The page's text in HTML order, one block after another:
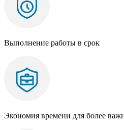
Выполнение работы в срок
Экономия времени для более